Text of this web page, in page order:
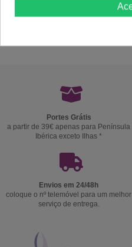
Portes Grátis
a partir de 39€ apenas para Península
Ibérica exceto Ilhas *
Envios em 24/48h
coloque o nº telemóvel para um melhor
serviço de entrega.